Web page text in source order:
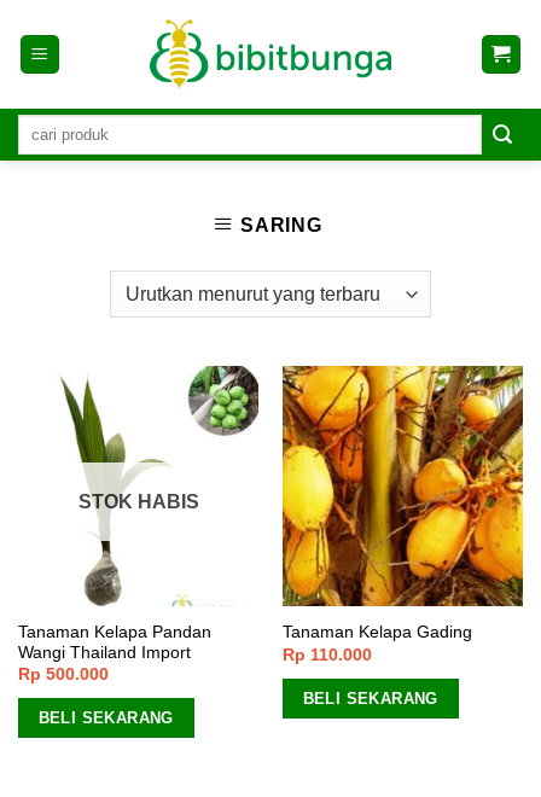
content
SARING
STOK HABIS
Tanaman Kelapa Pandan
Wangi Thailand Import
Rp 500.000
BELI SEKARANG
Tanaman Kelapa Gading
Rp 110.000
BELI SEKARANG